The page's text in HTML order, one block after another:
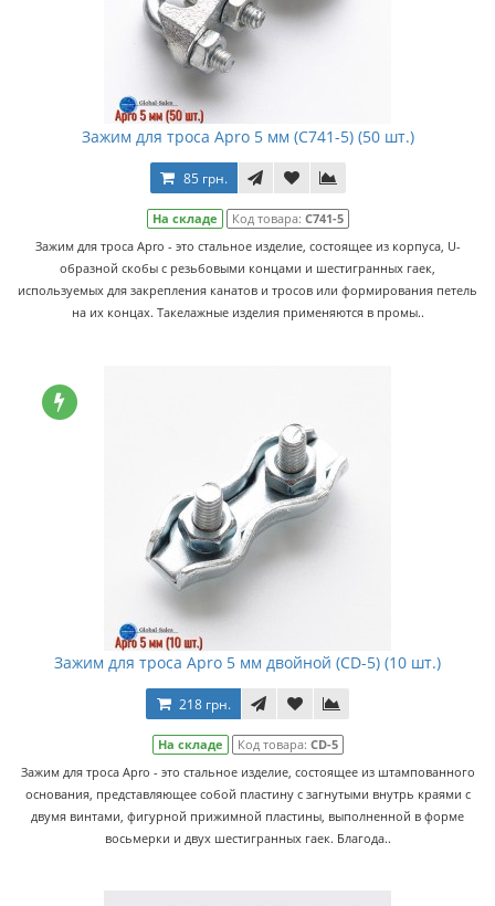
Зажим для троса Apro 5 мм (C741-5) (50 шт.)
85 грн.
На складе Код товара: C741-5
Зажим для троса Apro - это стальное изделие, состоящее из корпуса, U-
образной скобы с резьбовыми концами и шестигранных гаек,
используемых для закрепления канатов и тросов или формирования петель
на их концах. Такелажные изделия применяются в промы..
Зажим для троса Apro 5 мм двойной (CD-5) (10 шт.)
218 грн.
На складе Код товара: CD-5
Зажим для троса Apro - это стальное изделие, состоящее из штампованного
основания, представляющее собой пластину с загнутыми внутрь краями с
двумя винтами, фигурной прижимной пластины, выполненной в форме
восьмерки и двух шестигранных гаек. Благода..